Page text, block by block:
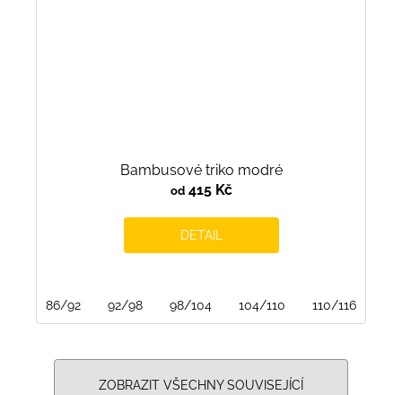
Bambusové triko modré
od415 Kč
DETAIL
86/92 92/98 98/104 104/110 110/116
ZOBRAZIT VŠECHNY SOUVISEJÍCÍ